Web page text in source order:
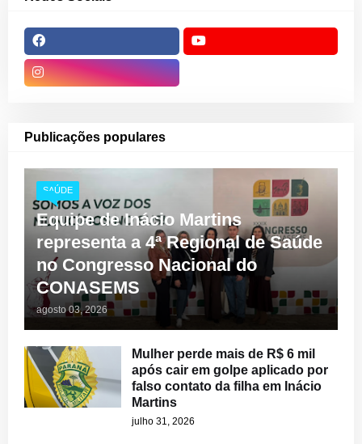
Publicações populares
SAÚDE
Equipe de Inácio Martins
representa a 4ª Regional de Saúde
no Congresso Nacional do
CONASEMS
agosto 03, 2026
Mulher perde mais de R$ 6 mil
após cair em golpe aplicado por
falso contato da filha em Inácio
Martins
julho 31, 2026